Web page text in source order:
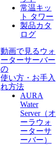
常温キッ
ト タワー
製品カタ
ログ
動画で見るウォ
ーターサーバー
の
使い方・お手入
れ方法
AURA
Water
Server​（オ
ーラウォ
ーターサ
ーバー）